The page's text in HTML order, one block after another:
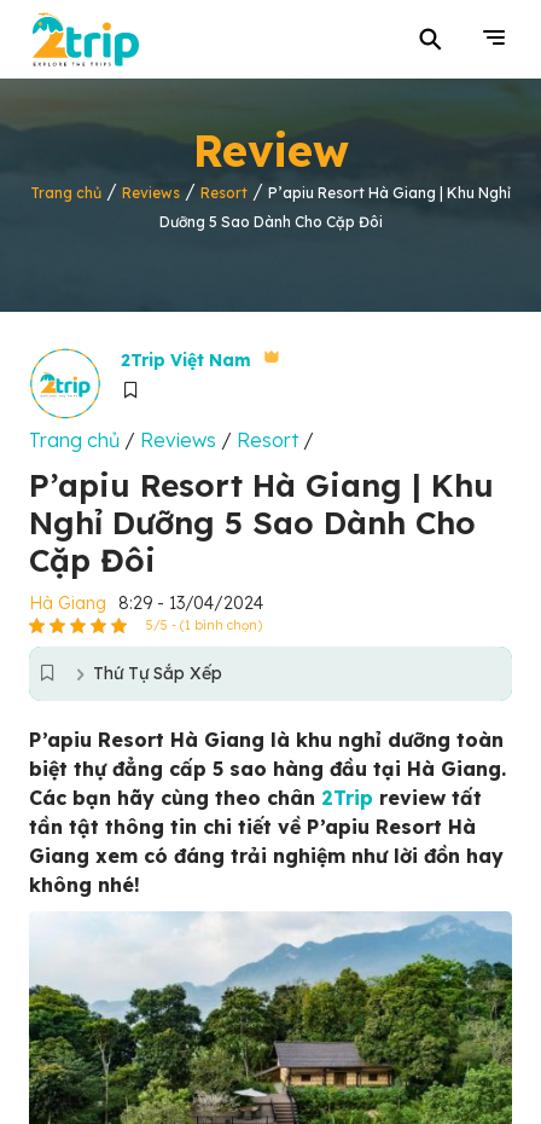
⚲
Review
Trang chủ / Reviews / Resort / P’apiu Resort Hà Giang | Khu Nghỉ
Dưỡng 5 Sao Dành Cho Cặp Đôi
2Trip Việt Nam
Trang chủ / Reviews / Resort/
P’apiu Resort Hà Giang | Khu
Nghỉ Dưỡng 5 Sao Dành Cho
Cặp Đôi
Hà Giang 8:29 - 13/04/2024
5/5 - (1 bình chọn)
Thứ Tự Sắp Xếp
P’apiu Resort Hà Giang là khu nghỉ dưỡng toàn
biệt thự đẳng cấp 5 sao hàng đầu tại Hà Giang.
Các bạn hãy cùng theo chân 2Trip review tất
tần tật thông tin chi tiết về P’apiu Resort Hà
Giang xem có đáng trải nghiệm như lời đồn hay
không nhé!